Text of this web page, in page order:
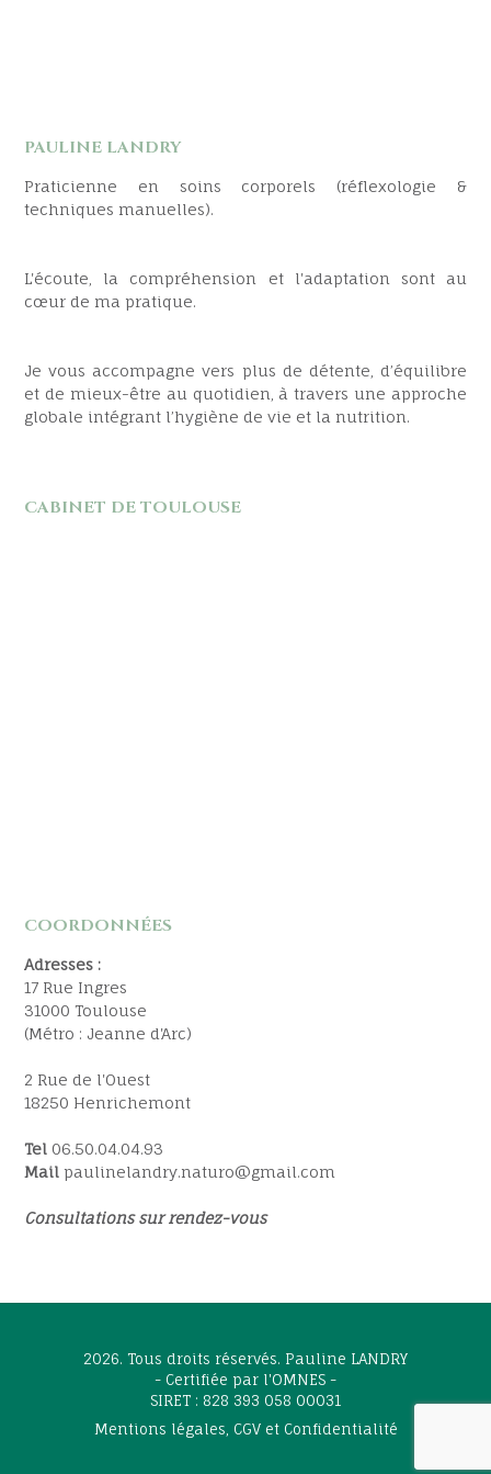
PAULINE LANDRY
Praticienne en soins corporels (réflexologie &
techniques manuelles).
L'écoute, la compréhension et l'adaptation sont au
cœur de ma pratique.
Je vous accompagne vers plus de détente, d’équilibre
et de mieux-être au quotidien, à travers une approche
globale intégrant l’hygiène de vie et la nutrition.
CABINET DE TOULOUSE
COORDONNÉES
Adresses :
17 Rue Ingres
31000 Toulouse
(Métro : Jeanne d'Arc)
2 Rue de l'Ouest
18250 Henrichemont
Tel 06.50.04.04.93
Mail paulinelandry.naturo@gmail.com
Consultations sur rendez-vous
2026. Tous droits réservés. Pauline LANDRY
- Certifiée par l'OMNES -
SIRET : 828 393 058 00031
Mentions légales, CGV et Confidentialité